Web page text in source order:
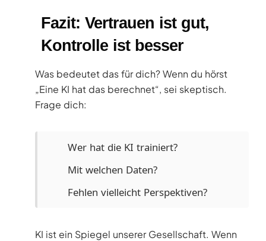
Fazit: Vertrauen ist gut,
Kontrolle ist besser
Was bedeutet das für dich? Wenn du hörst
„Eine KI hat das berechnet“, sei skeptisch.
Frage dich:
Wer hat die KI trainiert?
Mit welchen Daten?
Fehlen vielleicht Perspektiven?
KI ist ein Spiegel unserer Gesellschaft. Wenn